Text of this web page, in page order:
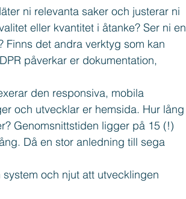
ni relevanta saker och justerar ni
eller kvantitet i åtanke? Ser ni en
det andra verktyg som kan
påverkar er dokumentation,
den responsiva, mobila
och utvecklar er hemsida. Hur lång
Genomsnittstiden ligger på 15 (!)
Då en stor anledning till sega
och njut att utvecklingen